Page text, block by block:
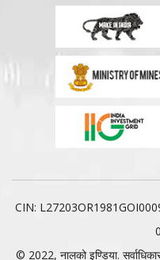
CIN:
© 2022, नालको इण्डिया.